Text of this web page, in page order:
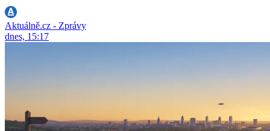
Aktuálně.cz - Zprávy
dnes, 15:17